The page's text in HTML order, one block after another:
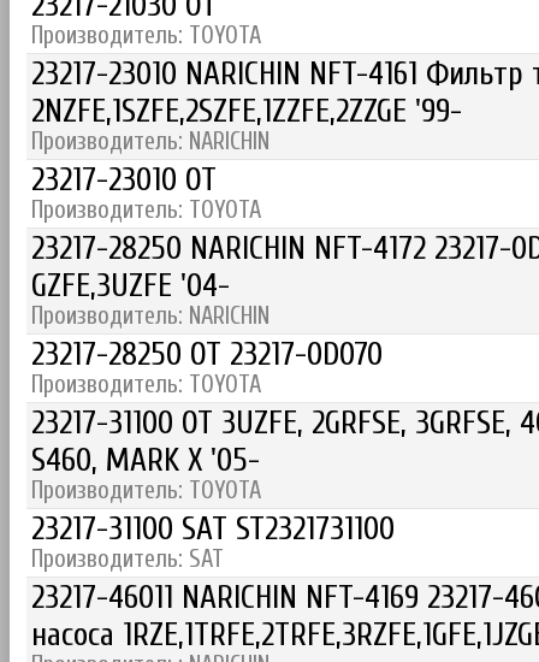
Производитель: TOYOTA
23217-23010 NARICHIN NFT-4161 Фильтр
2NZFE,1SZFE,2SZFE,1ZZFE,2ZZGE '99-
Производитель: NARICHIN
23217-23010 OT
Производитель: TOYOTA
23217-28250 NARICHIN NFT-4172 23217-
GZFE,3UZFE '04-
Производитель: NARICHIN
23217-28250 OT 23217-0D070
Производитель: TOYOTA
23217-31100 OT 3UZFE, 2GRFSE,
S460, MARK X '05-
Производитель: TOYOTA
23217-31100 SAT ST2321731100
Производитель: SAT
23217-46011 NARICHIN NFT-4169 23217-
насоса